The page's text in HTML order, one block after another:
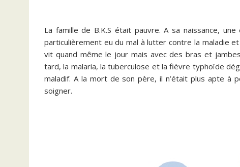
La famille de B.K.S était pauvre. A sa naissance,
particulièrement eu du mal à lutter contre la maladie
vit quand même le jour mais avec des bras et
tard, la malaria, la tuberculose et la fièvre typhoïde
maladif. A la mort de son père, il n’était plus apte à
soigner.